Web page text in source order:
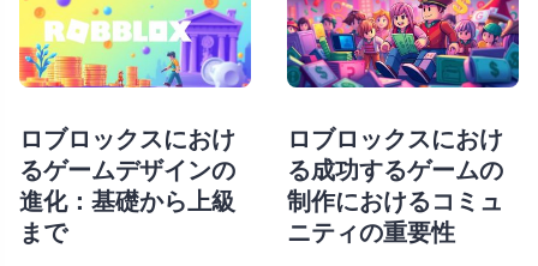
ロブロックスにおけ
るゲームデザインの
進化：基礎から上級
まで
ロブロックスにおけ
る成功するゲームの
制作におけるコミュ
ニティの重要性